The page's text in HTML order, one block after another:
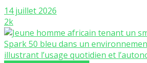
14 juillet 2026
2k